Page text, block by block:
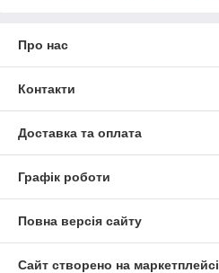
Про нас
Контакти
Доставка та оплата
Графік роботи
Повна версія сайту
Сайт створено на маркетплейсі